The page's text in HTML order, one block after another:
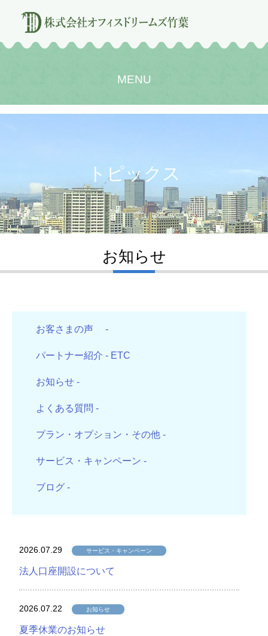
MENU
トピックス
お知らせ
お客さまの声 -
パートナー紹介 - ETC
お知らせ -
よくある質問 -
プラン・オプション・その他 -
サービス・キャンペーン -
ブログ -
2026.07.29 サービス・キャンペーン
法人口座開設について
2026.07.22 お知らせ
夏季休業のお知らせ